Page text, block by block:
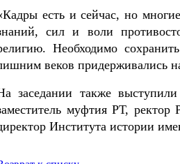
есть и сейчас, но
сил и воли
Необходимо
веков придерживались
заседании также
муфтия РТ,
Института истории